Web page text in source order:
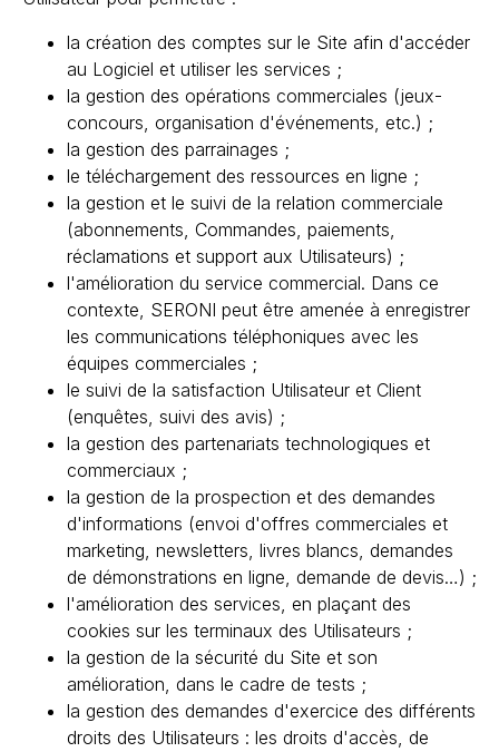
la création des comptes sur le Site afin d'accéder
au Logiciel et utiliser les services ;
la gestion des opérations commerciales (jeux-
concours, organisation d'événements, etc.) ;
la gestion des parrainages ;
le téléchargement des ressources en ligne ;
la gestion et le suivi de la relation commerciale
(abonnements, Commandes, paiements,
réclamations et support aux Utilisateurs) ;
l'amélioration du service commercial. Dans ce
contexte, SERONI peut être amenée à enregistrer
les communications téléphoniques avec les
équipes commerciales ;
le suivi de la satisfaction Utilisateur et Client
(enquêtes, suivi des avis) ;
la gestion des partenariats technologiques et
commerciaux ;
la gestion de la prospection et des demandes
d'informations (envoi d'offres commerciales et
marketing, newsletters, livres blancs, demandes
de démonstrations en ligne, demande de devis…) ;
l'amélioration des services, en plaçant des
cookies sur les terminaux des Utilisateurs ;
la gestion de la sécurité du Site et son
amélioration, dans le cadre de tests ;
la gestion des demandes d'exercice des différents
droits des Utilisateurs : les droits d'accès, de